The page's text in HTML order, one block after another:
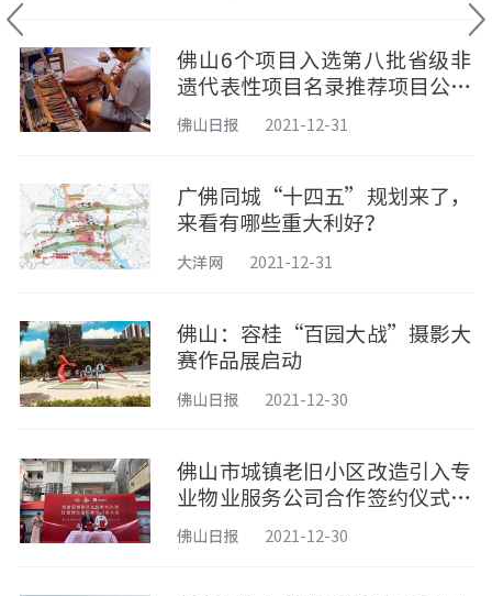
佛山6个项目入选第八批省级非
遗代表性项目名录推荐项目公示
佛山日报 2021-12-31
广佛同城“十四五”规划来了，
来看有哪些重大利好？
大洋网 2021-12-31
佛山：容桂“百园大战”摄影大
赛作品展启动
佛山日报 2021-12-30
佛山市城镇老旧小区改造引入专
业物业服务公司合作签约仪式今
佛山日报 2021-12-30